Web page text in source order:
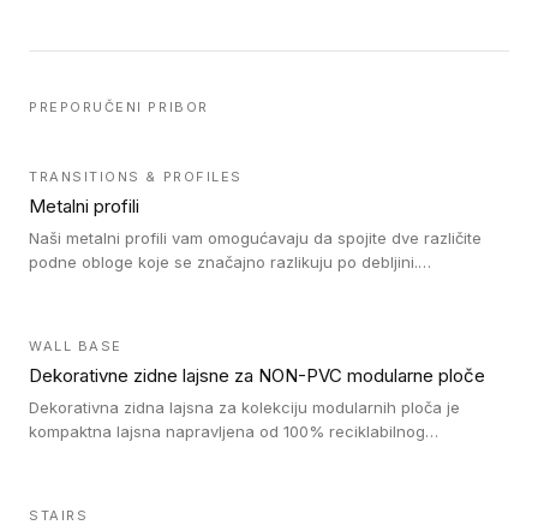
PREPORUČENI PRIBOR
TRANSITIONS & PROFILES
Metalni profili
Naši metalni profili vam omogućavaju da spojite dve različite
podne obloge koje se značajno razlikuju po debljini.
WALL BASE
Dekorativne zidne lajsne za NON-PVC modularne ploče
Dekorativna zidna lajsna za kolekciju modularnih ploča je
kompaktna lajsna napravljena od 100% reciklabilnog
STAIRS